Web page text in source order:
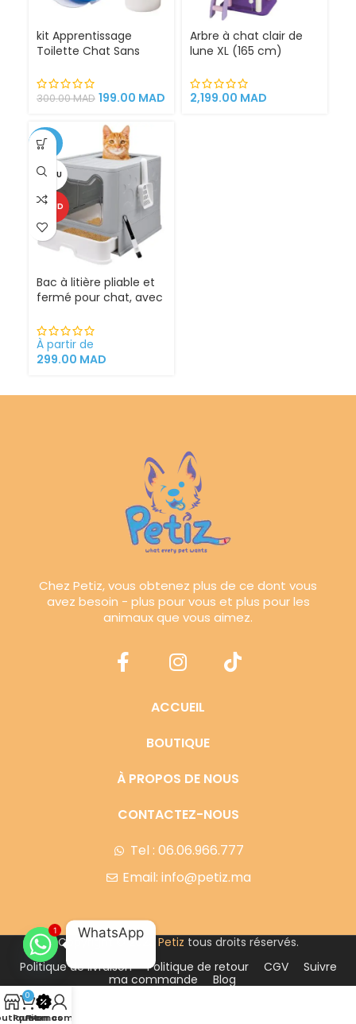
kit Apprentissage
Toilette Chat Sans
300.00MAD 199.00 MAD
Arbre à chat clair de
lune XL (165 cm)
chat griffoirs
2,199.00 MAD
-25%
VENDU
CHAUD
Bac à litière pliable et
fermé pour chat, avec
À partir de
299.00 MAD
Chez Petiz, vous obtenez plus de ce dont vous
avez besoin - plus pour vous et plus pour les
animaux que vous aimez.
ACCUEIL
BOUTIQUE
À PROPOS DE NOUS
CONTACTEZ-NOUS
Tel : 06.06.966.777
Email: info@petiz.ma
Copyright © 2023 Petiz tous droits réservés.
Politique de livraison
Politique de retour CGV
Suivre
ma commande
Blog
0
Panier
Promos
Mon compte
1 WhatsApp